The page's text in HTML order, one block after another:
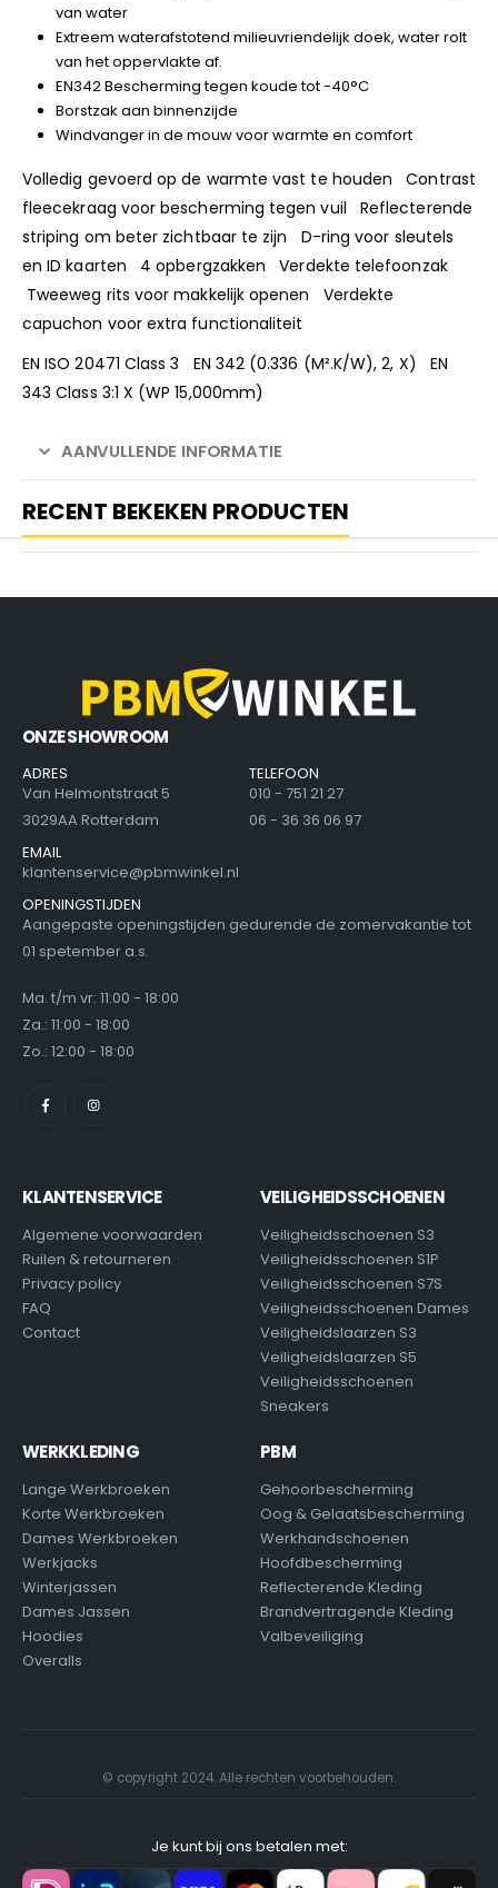
van water
Extreem waterafstotend milieuvriendelijk doek, water rolt
van het oppervlakte af.
EN342 Bescherming tegen koude tot -40°C
Borstzak aan binnenzijde
Windvanger in de mouw voor warmte en comfort
Volledig gevoerd op de warmte vast te houden Contrast
fleecekraag voor bescherming tegen vuil Reflecterende
striping om beter zichtbaar te zijn D-ring voor sleutels
en ID kaarten 4 opbergzakken Verdekte telefoonzak
Tweeweg rits voor makkelijk openen Verdekte
capuchon voor extra functionaliteit
EN ISO 20471 Class 3 EN 342 (0.336 (M².K/W), 2, X) EN
343 Class 3:1 X (WP 15,000mm)
AANVULLENDE INFORMATIE
RECENT BEKEKEN PRODUCTEN
ONZE SHOWROOM
ADRES
Van Helmontstraat 5
3029AA Rotterdam
TELEFOON
010 - 751 21 27
06 - 36 36 06 97
EMAIL
klantenservice@pbmwinkel.nl
OPENINGSTIJDEN
Aangepaste openingstijden gedurende de zomervakantie tot
01 spetember a.s.
Ma. t/m vr: 11:00 - 18:00
Za.: 11:00 - 18:00
Zo.: 12:00 - 18:00
KLANTENSERVICE
Algemene voorwaarden
Ruilen & retourneren
Privacy policy
FAQ
Contact
VEILIGHEIDSSCHOENEN
Veiligheidsschoenen S3
Veiligheidsschoenen S1P
Veiligheidsschoenen S7S
Veiligheidsschoenen Dames
Veiligheidslaarzen S3
Veiligheidslaarzen S5
Veiligheidsschoenen
Sneakers
WERKKLEDING
Lange Werkbroeken
Korte Werkbroeken
Dames Werkbroeken
Werkjacks
Winterjassen
Dames Jassen
Hoodies
Overalls
PBM
Gehoorbescherming
Oog & Gelaatsbescherming
Werkhandschoenen
Hoofdbescherming
Reflecterende Kleding
Brandvertragende Kleding
Valbeveiliging
© copyright 2024. Alle rechten voorbehouden.
Je kunt bij ons betalen met: